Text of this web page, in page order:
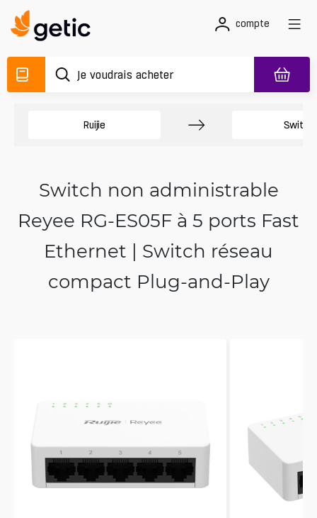
compte
Ruijie Switch
Switch non administrable
Reyee RG-ES05F à 5 ports Fast
Ethernet | Switch réseau
compact Plug-and-Play